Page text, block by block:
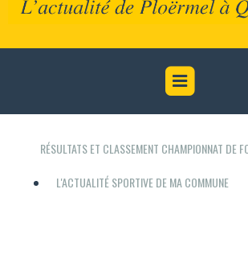
RÉSULTATS ET CLASSEMENT CHAMPIONNAT DE
L'ACTUALITÉ SPORTIVE DE MA COMMUNE